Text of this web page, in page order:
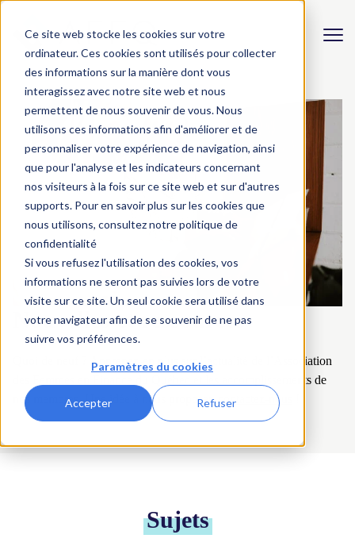
Ce site web stocke les cookies sur votre
ordinateur. Ces cookies sont utilisés pour collecter
des informations sur la manière dont vous
interagissez avec notre site web et nous
permettent de nous souvenir de vous. Nous
utilisons ces informations afin d'améliorer et de
personnaliser votre expérience de navigation, ainsi
que pour l'analyse et les indicateurs concernant
nos visiteurs à la fois sur ce site web et sur d'autres
supports. Pour en savoir plus sur les cookies que
nous utilisons, consultez notre politique de
confidentialité
Si vous refusez l'utilisation des cookies, vos
informations ne seront pas suivies lors de votre
visite sur ce site. Un seul cookie sera utilisé dans
votre navigateur afin de se souvenir de ne pas
suivre vos préférences.
Paramètres du cookies
Accepter Refuser
Nouvelles et ressources
Quoi de neuf ? Apprenez-en plus sur l’actualité de l’Association
des Femmes en Finance du Québec et les accomplissements de
nos membres. Une idée à nous proposer,contactez-nous
Sujets